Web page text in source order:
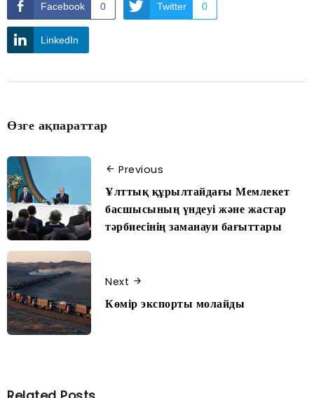
Facebook 0 Twitter 0
LinkedIn
Өзге ақпараттар
Previous
Ұлттық құрылтайдағы Мемлекет
басшысының үндеуі және жастар
тәрбиесінің заманауи бағыттары
Next
Көмір экспорты молайды